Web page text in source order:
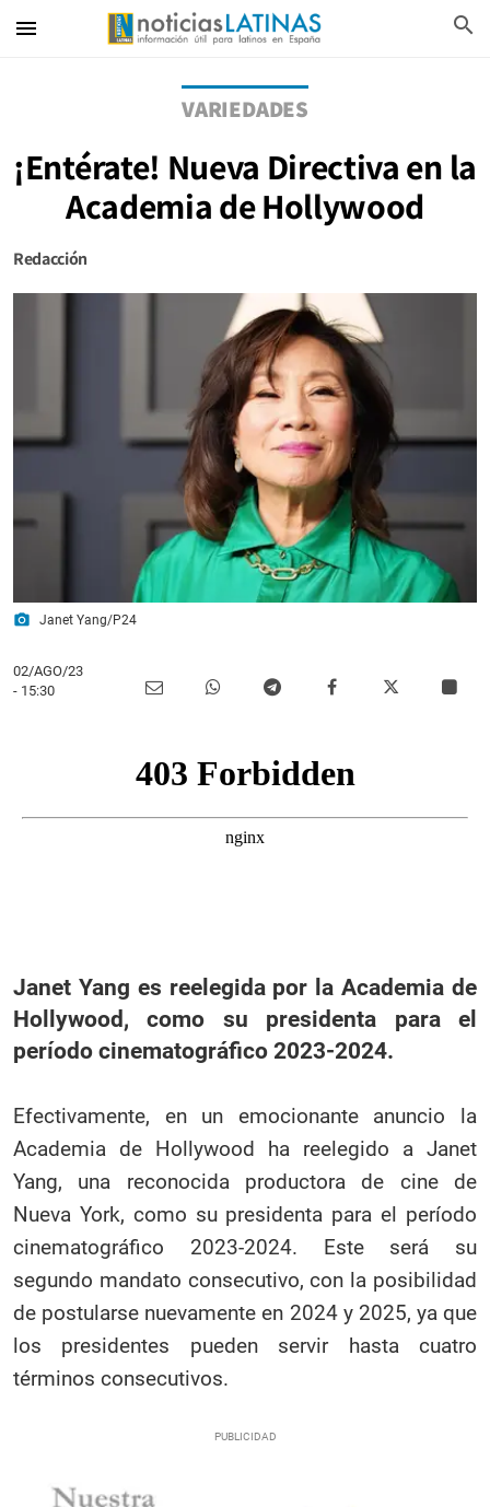
menu search
VARIEDADES
¡Entérate! Nueva Directiva en la
Academia de Hollywood
Redacción
photo_camera Janet Yang/P24
02/AGO/23
- 15:30
Janet Yang es reelegida por la Academia de
Hollywood, como su presidenta para el
período cinematográfico 2023-2024.
Efectivamente, en un emocionante anuncio la
Academia de Hollywood ha reelegido a Janet
Yang, una reconocida productora de cine de
Nueva York, como su presidenta para el período
cinematográfico 2023-2024. Este será su
segundo mandato consecutivo, con la posibilidad
de postularse nuevamente en 2024 y 2025, ya que
los presidentes pueden servir hasta cuatro
términos consecutivos.